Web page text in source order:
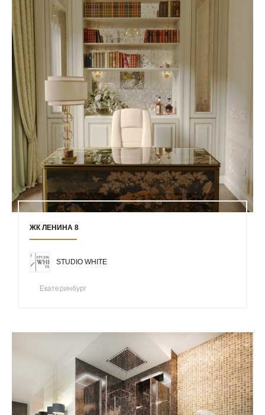
ЖК ЛЕНИНА 8
STUDIO WHITE
Екатеринбург